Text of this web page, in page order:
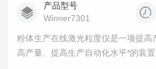
产品型号
Winner7301
粉体生产在线激光粒度仪是一项提高
高产量、提高生产自动化水平*的装